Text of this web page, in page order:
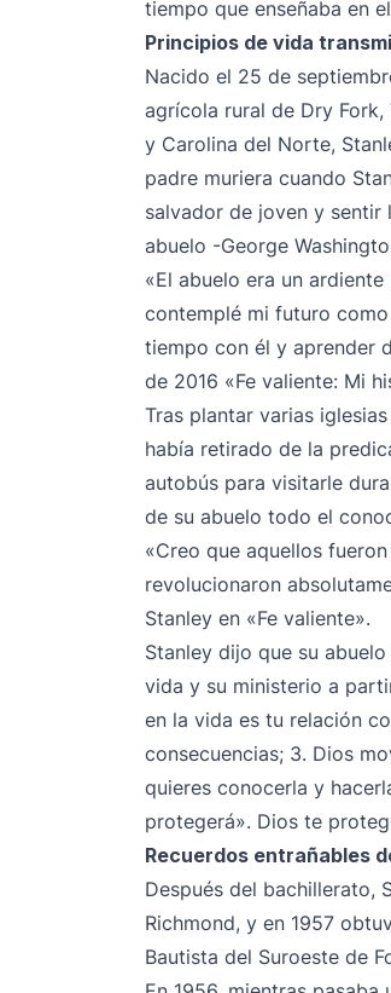
tiempo que enseñaba en
Principios de vida
Nacido el 25 de
agrícola rural de Dry
y Carolina del Norte,
padre muriera cuando
salvador de joven y sentir
abuelo -George
«El abuelo era un
contemplé mi futuro
tiempo con él y aprender
de 2016 «Fe valiente: Mi
Tras plantar varias
había retirado de la
autobús para visitarle
de su abuelo todo el
«Creo que aquellos
revolucionaron
Stanley en «Fe valiente».
Stanley dijo que su
vida y su ministerio a
en la vida es tu relación
consecuencias; 3. Dios
quieres conocerla y
protegerá». Dios te
Recuerdos entrañables
Después del bachillerato,
Richmond, y en 1957
Bautista del Suroeste de